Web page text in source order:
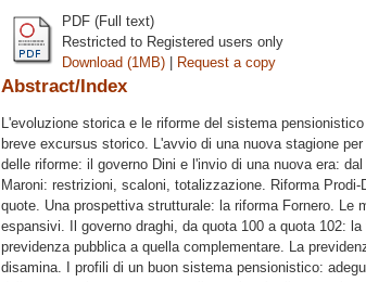
PDF (Full text)
Restricted to Registered users only
Download (1MB) | Request a copy
Abstract/Index
L'evoluzione storica e le riforme del sistema
breve excursus storico. L'avvio di una nuova stagione
delle riforme: il governo Dini e l'invio di una nuova era:
Maroni: restrizioni, scaloni, totalizzazione. Riforma
quote. Una prospettiva strutturale: la riforma Fornero. Le
espansivi. Il governo draghi, da quota 100 a quota 102:
previdenza pubblica a quella complementare. La
disamina. I profili di un buon sistema pensionistico: